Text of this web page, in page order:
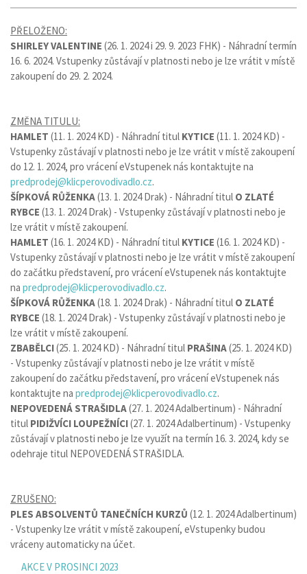
PŘELOŽENO:
SHIRLEY VALENTINE (26. 1. 2024 i 29. 9. 2023 FHK) - Náhradní termín
16. 6. 2024. Vstupenky zůstávají v platnosti nebo je lze vrátit v místě
zakoupení do 29. 2. 2024.
ZMĚNA TITULU:
HAMLET (11. 1. 2024 KD) - Náhradní titul KYTICE (11. 1. 2024 KD) -
Vstupenky zůstávají v platnosti nebo je lze vrátit v místě zakoupení
do 12. 1. 2024, pro vrácení eVstupenek nás kontaktujte na
predprodej@klicperovodivadlo.cz.
ŠÍPKOVÁ RŮŽENKA(13. 1. 2024 Drak) - Náhradní titul O ZLATÉ
RYBCE (13. 1. 2024 Drak) - Vstupenky zůstávají v platnosti nebo je
lze vrátit v místě zakoupení.
HAMLET (16. 1. 2024 KD) - Náhradní titul KYTICE (16. 1. 2024 KD) -
Vstupenky zůstávají v platnosti nebo je lze vrátit v místě zakoupení
do začátku představení, pro vrácení eVstupenek nás kontaktujte
na predprodej@klicperovodivadlo.cz.
ŠÍPKOVÁ RŮŽENKA(18. 1. 2024 Drak) - Náhradní titul O ZLATÉ
RYBCE (18. 1. 2024 Drak) - Vstupenky zůstávají v platnosti nebo je
lze vrátit v místě zakoupení.
ZBABĚLCI(25. 1. 2024 KD) - Náhradní titul PRAŠINA(25. 1. 2024 KD)
- Vstupenky zůstávají v platnosti nebo je lze vrátit v místě
zakoupení do začátku představení, pro vrácení eVstupenek nás
kontaktujte na predprodej@klicperovodivadlo.cz.
NEPOVEDENÁ STRAŠIDLA(27. 1. 2024 Adalbertinum) - Náhradní
titul PIDIŽVÍCI LOUPEŽNÍCI(27. 1. 2024 Adalbertinum) - Vstupenky
zůstávají v platnosti nebo je lze využít na termín 16. 3. 2024, kdy se
odehraje titul NEPOVEDENÁ STRAŠIDLA.
ZRUŠENO:
PLES ABSOLVENTŮ TANEČNÍCH KURZŮ (12. 1. 2024 Adalbertinum)
- Vstupenky lze vrátit v místě zakoupení, eVstupenky budou
vráceny automaticky na účet.
AKCE V PROSINCI 2023